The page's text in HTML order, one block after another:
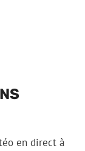
en direct à